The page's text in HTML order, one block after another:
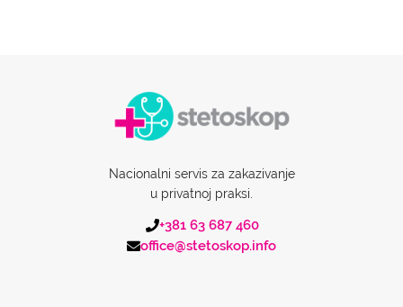
Nacionalni servis za zakazivanje
u privatnoj praksi.
+381 63 687 460
office@stetoskop.info